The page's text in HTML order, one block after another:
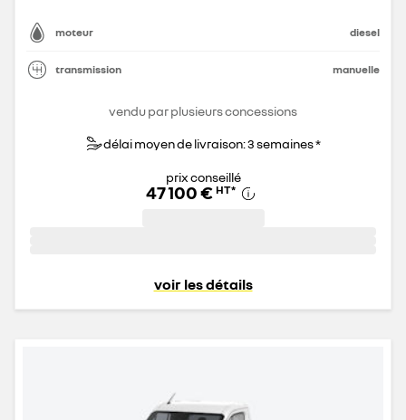
moteur diesel
transmission manuelle
vendu par plusieurs concessions
délai moyen de livraison: 3 semaines *
prix conseillé
47 100 € HT*
voir les détails